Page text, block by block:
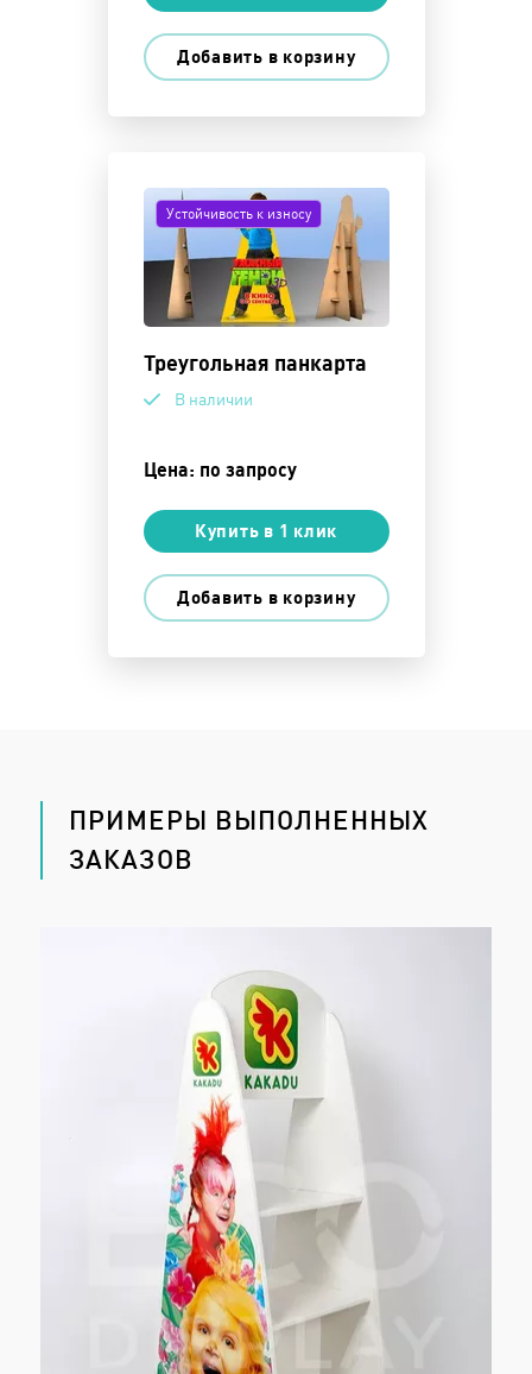
Добавить в корзину
Треугольная панкарта
Устойчивость к износу
В наличии
Цена: по запросу
Купить в 1 клик
Добавить в корзину
ПРИМЕРЫ ВЫПОЛНЕННЫХ
ЗАКАЗОВ